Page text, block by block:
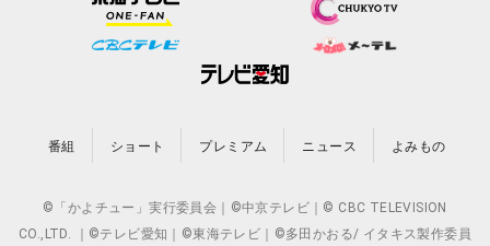
番組 ショート プレミアム ニュース よみもの
©「かよチュー」実行委員会｜©中京テレビ｜© CBC TELEVISION
CO.,LTD. ｜©テレビ愛知｜©東海テレビ｜©多田かおる/ イタキス製作委員